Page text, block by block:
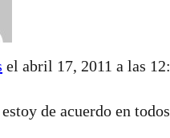
el abril 17, 2011 a las
de acuerdo en